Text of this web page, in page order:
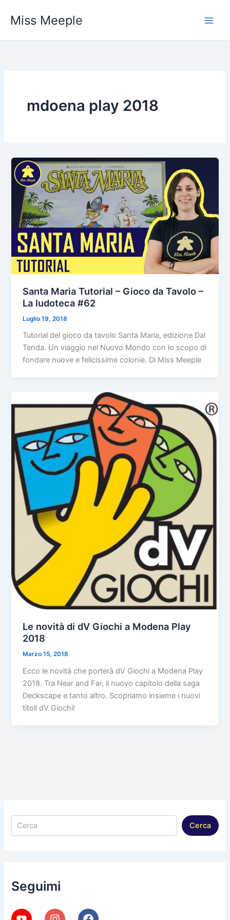
Miss Meeple
mdoena play 2018
Santa Maria Tutorial – Gioco da Tavolo –
La ludoteca #62
Luglio 19, 2018
Tutorial del gioco da tavolo Santa Maria, edizione Dal
Tenda. Un viaggio nel Nuovo Mondo con lo scopo di
fondare nuove e felicissime colonie. Di Miss Meeple
Le novità di dV Giochi a Modena Play
2018
Marzo 15, 2018
Ecco le novità che porterà dV Giochi a Modena Play
2018. Tra Near and Far, il nuovo capitolo della saga
Deckscape e tanto altro. Scopriamo insieme i nuovi
titoli dV Giochi!
Cerca
Cerca
Seguimi